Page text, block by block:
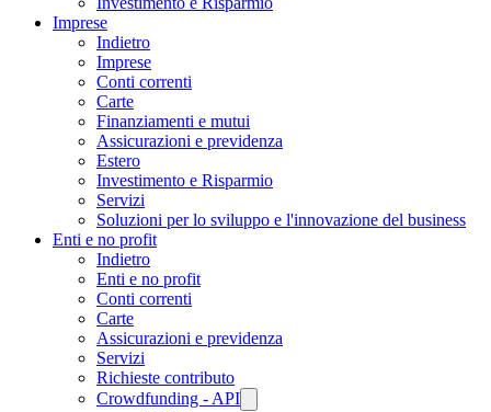
Imprese
Indietro
Imprese
Conti correnti
Carte
Finanziamenti e mutui
Assicurazioni e previdenza
Estero
Investimento e Risparmio
Servizi
Soluzioni per lo sviluppo e l'innovazione del business
Enti e no profit
Indietro
Enti e no profit
Conti correnti
Carte
Assicurazioni e previdenza
Servizi
Richieste contributo
Crowdfunding - API